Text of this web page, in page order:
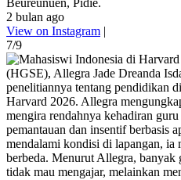
2 bulan ago
View on Instagram |
7/9